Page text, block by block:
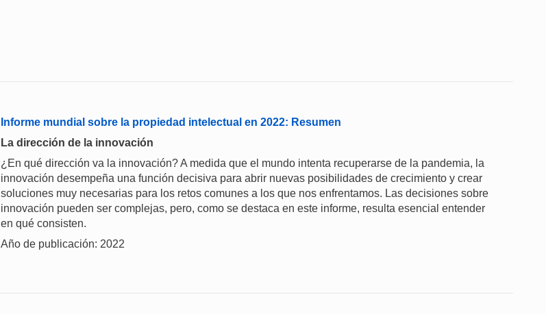
Informe mundial sobre la propiedad intelectual en 2022: Resumen
La dirección de la innovación
¿En qué dirección va la innovación? A medida que el mundo intenta recuperarse de la pandemia, la
innovación desempeña una función decisiva para abrir nuevas posibilidades de crecimiento y crear
soluciones muy necesarias para los retos comunes a los que nos enfrentamos. Las decisiones sobre
innovación pueden ser complejas, pero, como se destaca en este informe, resulta esencial entender
en qué consisten.
Año de publicación: 2022